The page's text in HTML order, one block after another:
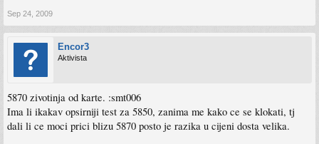
Sep 24, 2009
Encor3
Aktivista
5870 zivotinja od karte. :smt006
Ima li ikakav opsirniji test za 5850, zanima me kako ce se klokati, tj
dali li ce moci prici blizu 5870 posto je razika u cijeni dosta velika.